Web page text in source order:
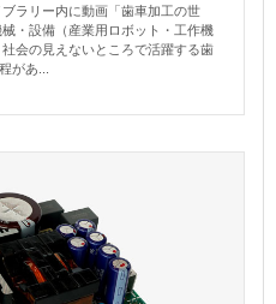
ラリー内に動画「歯車加工の世
・設備（産業用ロボット・工作機
会の見えないところで活躍する歯
があ...